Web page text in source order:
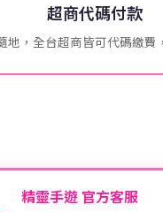
超商代碼付款
地，全台超商皆可代碼繳費
精靈手遊 官方客服